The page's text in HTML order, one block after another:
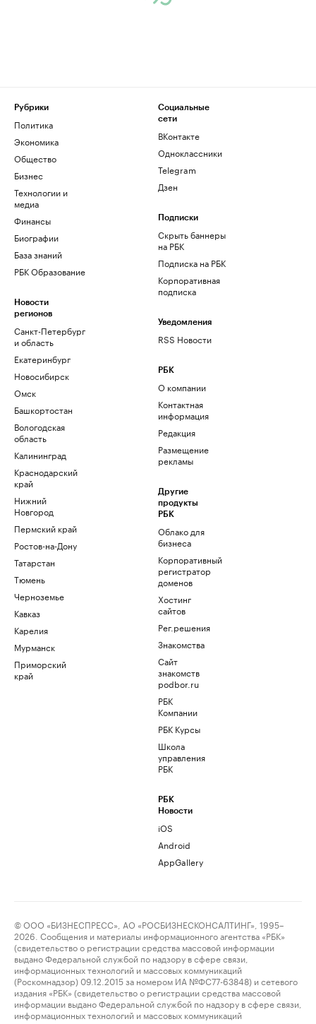
Рубрики
Политика
Экономика
Общество
Бизнес
Технологии и
медиа
Финансы
Биографии
База знаний
РБК Образование
Новости
регионов
Санкт-Петербург
и область
Екатеринбург
Новосибирск
Омск
Башкортостан
Вологодская
область
Калининград
Краснодарский
край
Нижний
Новгород
Пермский край
Ростов-на-Дону
Татарстан
Тюмень
Черноземье
Кавказ
Карелия
Мурманск
Приморский
край
Социальные
сети
ВКонтакте
Одноклассники
Telegram
Дзен
Подписки
Скрыть баннеры
на РБК
Подписка на РБК
Корпоративная
подписка
Уведомления
RSS Новости
РБК
О компании
Контактная
информация
Редакция
Размещение
рекламы
Другие
продукты
РБК
Облако для
бизнеса
Корпоративный
регистратор
доменов
Хостинг
сайтов
Рег.решения
Знакомства
Сайт
знакомств
podbor.ru
РБК
Компании
РБК Курсы
Школа
управления
РБК
РБК
Новости
iOS
Android
AppGallery
© ООО «БИЗНЕСПРЕСС», АО «РОСБИЗНЕСКОНСАЛТИНГ», 1995–
2026. Сообщения и материалы информационного агентства «РБК»
(свидетельство о регистрации средства массовой информации
выдано Федеральной службой по надзору в сфере связи,
информационных технологий и массовых коммуникаций
(Роскомнадзор) 09.12.2015 за номером ИА №ФС77-63848) и сетевого
издания «РБК» (свидетельство о регистрации средства массовой
информации выдано Федеральной службой по надзору в сфере связи,
информационных технологий и массовых коммуникаций